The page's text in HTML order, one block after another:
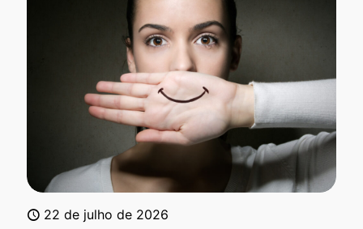
22 de julho de 2026